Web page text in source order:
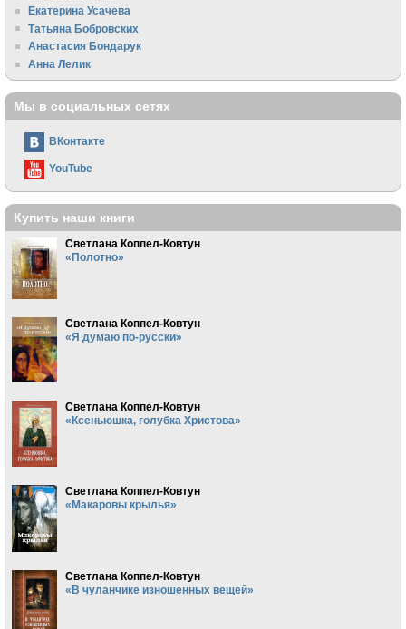
Екатерина Усачева
Татьяна Бобровских
Анастасия Бондарук
Анна Лелик
Мы в социальных сетях
ВКонтакте
YouTube
Купить наши книги
Светлана Коппел-Ковтун
«Полотно»
Светлана Коппел-Ковтун
«Я думаю по-русски»
Светлана Коппел-Ковтун
«Ксеньюшка, голубка Христова»
Светлана Коппел-Ковтун
«Макаровы крылья»
Светлана Коппел-Ковтун
«В чуланчике изношенных вещей»